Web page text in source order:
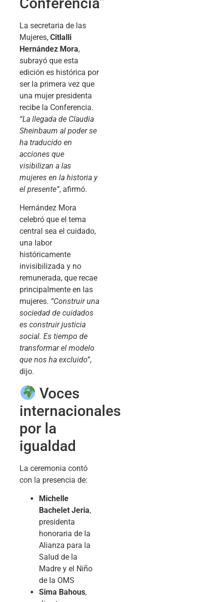
La secretaria de las
Mujeres, Citlalli
Hernández Mora,
subrayó que esta
edición es histórica por
ser la primera vez que
una mujer presidenta
recibe la Conferencia.
“La llegada de Claudia
Sheinbaum al poder se
ha traducido en
acciones que
visibilizan a las
mujeres en la historia y
el presente”, afirmó.
Hernández Mora
celebró que el tema
central sea el cuidado,
una labor
históricamente
invisibilizada y no
remunerada, que recae
principalmente en las
mujeres. “Construir una
sociedad de cuidados
es construir justicia
social. Es tiempo de
transformar el modelo
que nos ha excluido”,
dijo.
Voces
internacionales
por la
igualdad
La ceremonia contó
con la presencia de:
Michelle
Bachelet Jeria,
presidenta
honoraria de la
Alianza para la
Salud de la
Madre y el Niño
de la OMS
Sima Bahous,